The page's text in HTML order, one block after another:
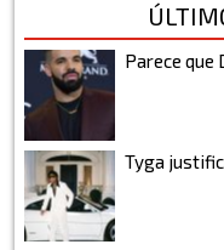
Parece que
Tyga